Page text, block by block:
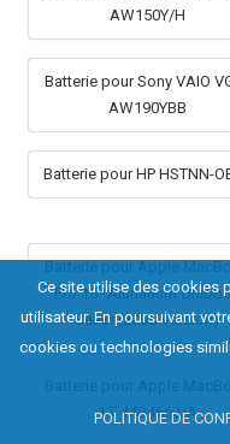
AW150Y/H
Batterie pour Sony VAIO
AW190YBB
Batterie pour HP HSTNN-
Pro 15" Aluminum
Series(2008 Version)
Batterie pour Apple
13" MB466J/A
Ce site utilise des cookies
utilisateur. En poursuivant
cookies ou technologies
POLITIQUE DE